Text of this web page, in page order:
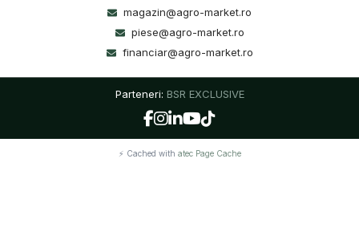
magazin@agro-market.ro
piese@agro-market.ro
financiar@agro-market.ro
Parteneri: BSR EXCLUSIVE
⚡ Cached with atec Page Cache